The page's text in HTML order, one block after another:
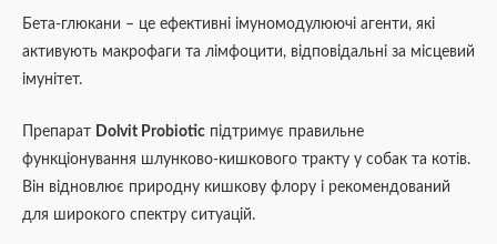
Бета-глюкани – це ефективні імуномодулюючі агенти, які
активують макрофаги та лімфоцити, відповідальні за місцевий
імунітет.
Препарат Dolvit Probiotic підтримує правильне
функціонування шлунково-кишкового тракту у собак та котів.
Він відновлює природну кишкову флору і рекомендований
для широкого спектру ситуацій.